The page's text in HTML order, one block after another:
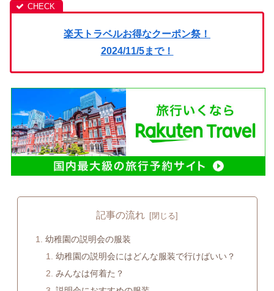
楽天トラベルお得なクーポン祭！
2024/11/5まで！
記事の流れ
幼稚園の説明会の服装
幼稚園の説明会にはどんな服装で行けばいい？
みんなは何着た？